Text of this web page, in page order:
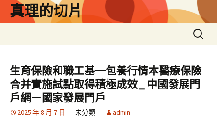
真理的切片
搜
尋
鍵
字:
生育保險和職工基一包養行情本醫療保險
合并實施試點取得積極成效 _ 中國發展門
戶網－國家發展門戶
2025 年 8 月 7 日 未分類 admin